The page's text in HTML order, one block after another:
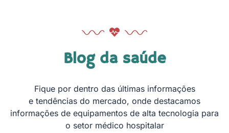
Blog da saúde
Fique por dentro das últimas informações
e tendências do mercado, onde destacamos
informações de equipamentos de alta tecnologia para
o setor médico hospitalar